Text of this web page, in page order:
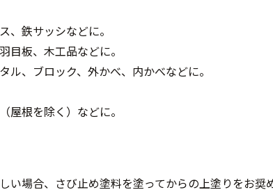
、鉄サッシなどに。
目板、木工品などに。
ル、ブロック、外かべ、内かべなどに。
屋根を除く）などに。
い場合、さび止め塗料を塗ってからの上塗りをお奨